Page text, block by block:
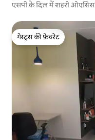
एसपी के दिल में शहरी ओएसिस
गेस्ट्स की फ़ेवरेट
गेस्ट्स की फ़ेवरेट